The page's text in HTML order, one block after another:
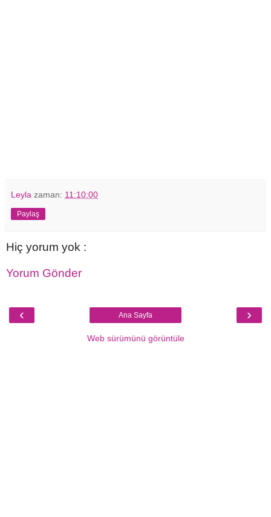
Leyla zaman: 11:10:00
Paylaş
Hiç yorum yok :
Yorum Gönder
‹ ›
Ana Sayfa
Web sürümünü görüntüle